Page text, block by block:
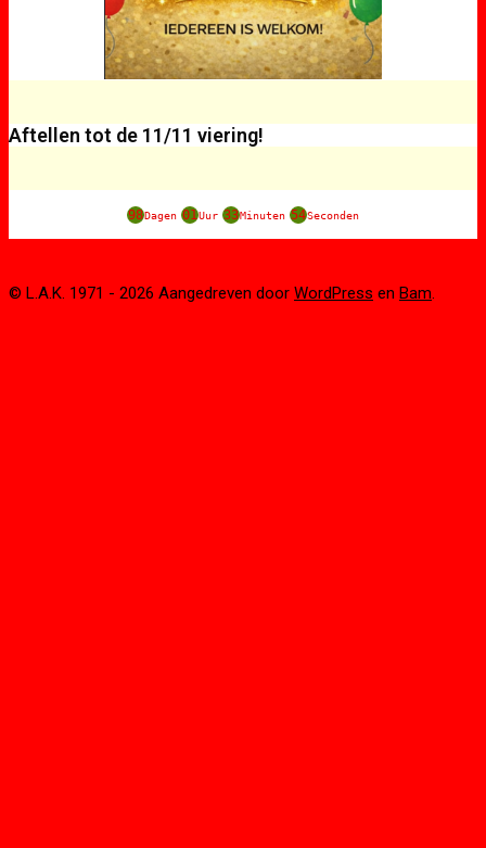
Aftellen tot de 11/11 viering!
98Dagen 01Uur 33Minuten 54Seconden
© L.A.K. 1971 - 2026 Aangedreven door WordPress en Bam.